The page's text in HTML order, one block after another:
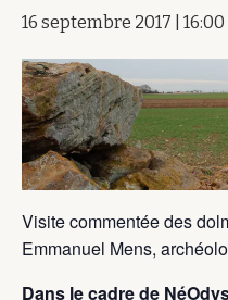
16 septembre 2017 | 16:00
Visite commentée des
Emmanuel Mens,
Dans le cadre de